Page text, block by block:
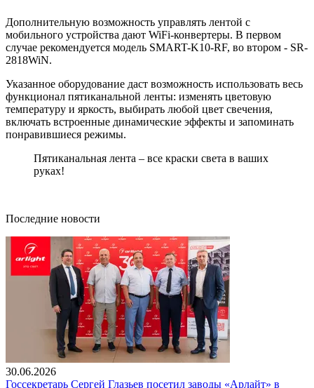
Дополнительную возможность управлять лентой с
мобильного устройства дают WiFi-конвертеры. В первом
случае рекомендуется модель SMART-K10-RF, во втором - SR-
2818WiN.
Указанное оборудование даст возможность использовать весь
функционал пятиканальной ленты: изменять цветовую
температуру и яркость, выбирать любой цвет свечения,
включать встроенные динамические эффекты и запоминать
понравившиеся режимы.
Пятиканальная лента – все краски света в ваших
руках!
Последние новости
30.06.2026
Госсекретарь Сергей Глазьев посетил заводы «Арлайт» в